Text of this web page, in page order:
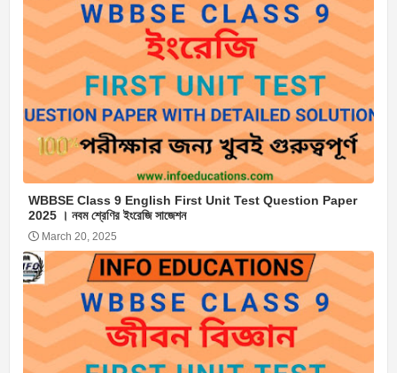
WBBSE Class 9 English First Unit Test Question Paper
2025 । নবম শ্রেণির ইংরেজি সাজেশন
March 20, 2025